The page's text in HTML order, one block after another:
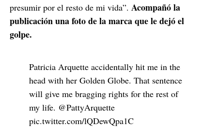
presumir por el resto de mi vida”. Acompañó la
publicación una foto de la marca que le dejó el
golpe.
Patricia Arquette accidentally hit me in the
head with her Golden Globe. That sentence
will give me bragging rights for the rest of
my life. @PattyArquette
pic.twitter.com/lQDewQpa1C